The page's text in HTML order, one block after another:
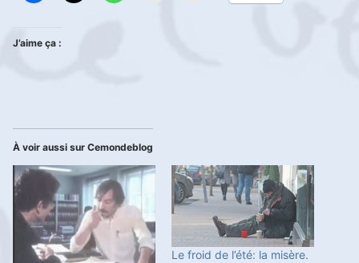
J’aime ça :
À voir aussi sur Cemondeblog
Le froid de l’été: la misère.